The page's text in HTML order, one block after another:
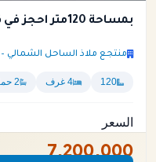
بمساحة 120متر احجز في قرية ملاذ الساحل الشمالي
منتجع ملاذ الساحل الشمالي – Malaaz North Coast Village
120 4 غرف 2 حمام
السعر
7,200,000